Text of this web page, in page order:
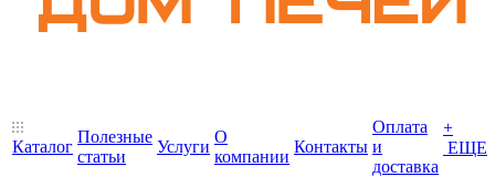
Каталог
Полезные
статьи
Услуги
О
компании
Контакты
Оплата
и
доставка
+
ЕЩЕ